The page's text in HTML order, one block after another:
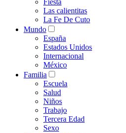
Fiesta
Las calientitas
La Fe De Cuto
Mundo
España
Estados Unidos
Internacional
México
Familia
Escuela
Salud
Niños
Trabajo
Tercera Edad
Sexo